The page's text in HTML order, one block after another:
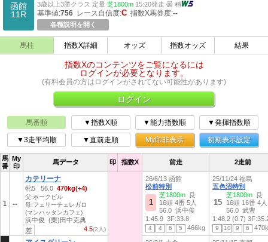
函館
11R
3歳以上3勝クラス 定量 芝1800m 15:20発走 曇 稍
基準値:756 レース自信度:C 指数X馬券度:--
各種説明を開く
馬柱 指数X詳細 オッズ 指数オッズ 結果
指数Xのコンテンツをご覧になるには
ログインが必要となります。
(有料会員の方はログインがされてない可能性があります)
ログイン
馬番順 ▼指数X順 ▼能力指数順 ▼発揮指数順
▼3走平均順 ▼直前走順 My印非表示 初期表示設定
馬
番
My
印
馬データ 印 指数X
1
カテリーナ
牝5 56.0 470kg(+4)
父:ホークビル
母:フェリーチェレガロ
(マンハッタンカフェ)
浜中俊 (栗)田中克典
4.5(2人)
差
前走 2走前
26/6/13 函館
松前特別
1
芝1800m 良
16頭 4番 5人
56.0 浜中俊
1:45.9 3F:33.8
4 4 6 5 466kg
25/11/24 福島
五色沼特別
15
芝1800m 良
16頭 16番 4人
56.0 武豊
1:48.2 (0.7)
9 10 9 6